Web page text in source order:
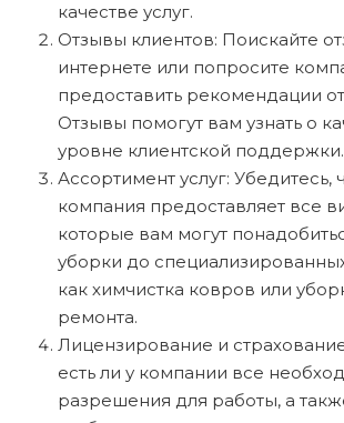
качестве услуг.
Отзывы клиентов: Поискайте
интернете или попросите
предоставить рекомендации
Отзывы помогут вам узнать о
уровне клиентской поддержки.
Ассортимент услуг: Убедитесь,
компания предоставляет все
которые вам могут
уборки до специализированных
как химчистка ковров или
ремонта.
Лицензирование и
есть ли у компании все
разрешения для работы, а